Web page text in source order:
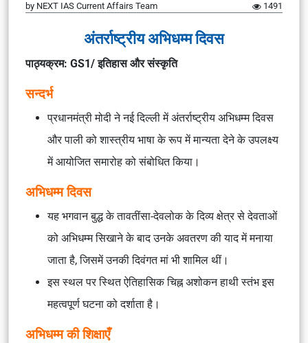
by NEXT IAS Current Affairs Team 1491
अंतर्राष्ट्रीय अभिधम्म दिवस
पाठ्यक्रम: GS1/ इतिहास और संस्कृति
सन्दर्भ
प्रधानमंत्री मोदी ने नई दिल्ली में अंतर्राष्ट्रीय अभिधम्म दिवस
और पाली को शास्त्रीय भाषा के रूप में मान्यता देने के उपलक्ष्य
में आयोजित समारोह को संबोधित किया।
अभिधम्म दिवस
यह भगवान बुद्ध के तावतींसा-देवलोक के दिव्य क्षेत्र से देवताओं
को अभिधम्म सिखाने के बाद उनके अवतरण की याद में मनाया
जाता है, जिसमें उनकी दिवंगत मां भी शामिल थीं।
इस स्थल पर स्थित ऐतिहासिक चिह्न अशोकन हाथी स्तंभ इस
महत्वपूर्ण घटना को दर्शाता है।
अभिधम्म की शिक्षाएँ